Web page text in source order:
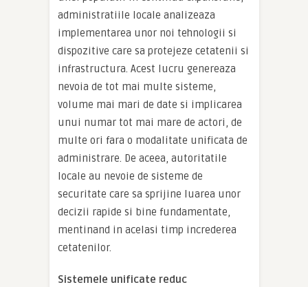
administratiile locale analizeaza
implementarea unor noi tehnologii si
dispozitive care sa protejeze cetatenii si
infrastructura. Acest lucru genereaza
nevoia de tot mai multe sisteme,
volume mai mari de date si implicarea
unui numar tot mai mare de actori, de
multe ori fara o modalitate unificata de
administrare. De aceea, autoritatile
locale au nevoie de sisteme de
securitate care sa sprijine luarea unor
decizii rapide si bine fundamentate,
mentinand in acelasi timp increderea
cetatenilor.
Sistemele unificate reduc